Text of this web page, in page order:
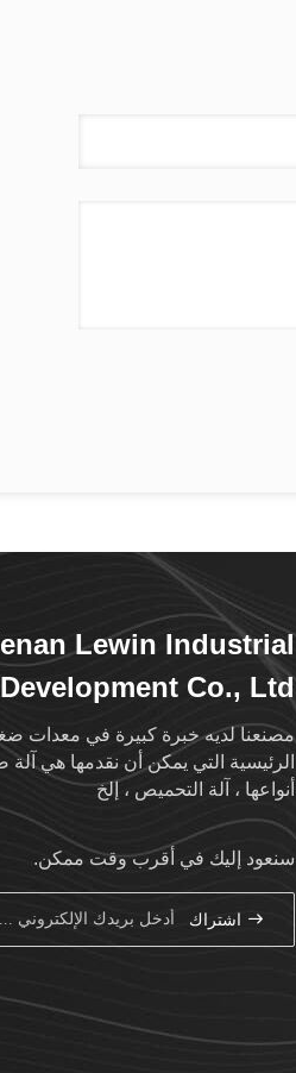
Lewin Industrial
Development Co., Ltd
مصنعنا لديه خبرة كبيرة في معدات
الرئيسية التي يمكن أن نقدمها هي
أنواعها ، آلة التحميص ، إلخ
سنعود إليك في أقرب وقت ممكن.
اشتراك